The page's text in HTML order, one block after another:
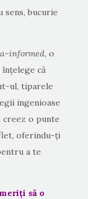
sens, bucurie
informed, o
că
ul, tiparele
ingenioase
creez o punte
oferindu-ți
a te
să o